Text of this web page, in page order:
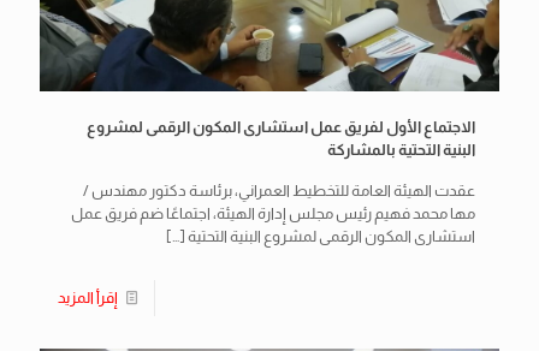
الاجتماع الأول لفريق عمل استشارى المكون الرقمى لمشروع
البنية التحتية بالمشاركة
عقدت الهيئة العامة للتخطيط العمراني، برئاسة دكتور مهندس /
مها محمد فهيم رئيس مجلس إدارة الهيئة، اجتماعًا ضم فريق عمل
استشارى المكون الرقمى لمشروع البنية التحتية […]
إقرأ المزيد